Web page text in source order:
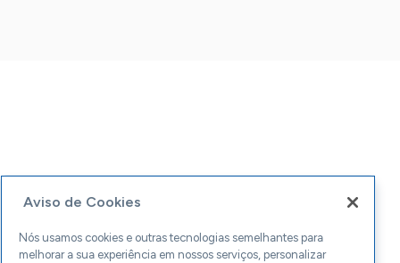
Aviso de Cookies
Nós usamos cookies e outras tecnologias semelhantes para
melhorar a sua experiência em nossos serviços, personalizar